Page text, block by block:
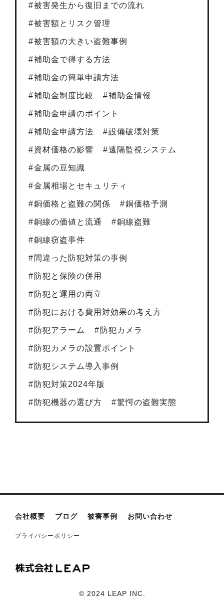
被害発生から復旧までの流れ
被害額とリスク管理
被害額の大きい盗難事例
補助金で得する方法
補助金の簡単申請方法
補助金制度比較 補助金情報
補助金申請のポイント
補助金申請方法 設備破壊対策
資材価格の影響 遠隔監視システム
金属の豆知識
金属相場とセキュリティ
銅価格と盗難の関係 銅価格予測
銅線の価値と流通 銅線盗難
銅線窃盗事件
間違った防犯対策の事例
防犯と保険の併用
防犯と運用の両立
防犯における費用対効果の考え方
防犯アラーム 防犯カメラ
防犯カメラの設置ポイント
防犯システム導入事例
防犯対策2024年版
防犯機器の選び方 驚愕の盗難実態
会社概要 ブログ 被害事例 お問い合わせ
プライバシーポリシー
©︎ 2024 LEAP INC.